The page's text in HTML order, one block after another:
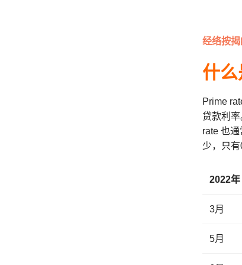
经络按
什
Prime
贷款利
rate 也
少，只有
2022年
3月
5月